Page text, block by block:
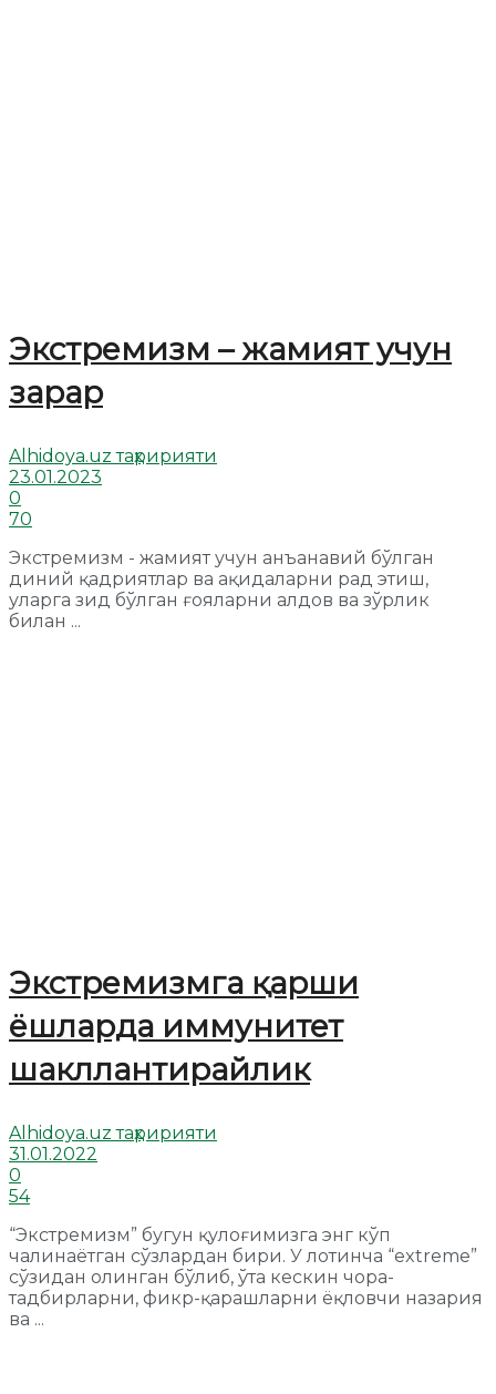
Экстремизм – жамият учун
зарар
Alhidoya.uz таҳририяти
23.01.2023
0
70
Экстремизм - жамият учун анъанавий бўлган
диний қадриятлар ва ақидаларни рад этиш,
уларга зид бўлган ғояларни алдов ва зўрлик
билан ...
Экстремизмга қарши
ёшларда иммунитет
шакллантирайлик
Alhidoya.uz таҳририяти
31.01.2022
0
54
“Экстремизм” бугун қулоғимизга энг кўп
чалинаётган сўзлардан бири. У лотинча “extremе”
сўзидан олинган бўлиб, ўта кескин чора-
тадбирларни, фикр-қарашларни ёқловчи назария
ва ...